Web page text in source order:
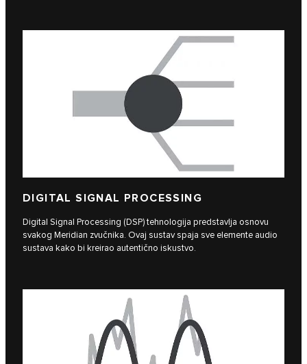
DIGITAL SIGNAL PROCESSING
Digital Signal Processing (DSP) tehnologija predstavlja osnovu
svakog Meridian zvučnika. Ovaj sustav spaja sve elemente audio
sustava kako bi kreirao autentično iskustvo.